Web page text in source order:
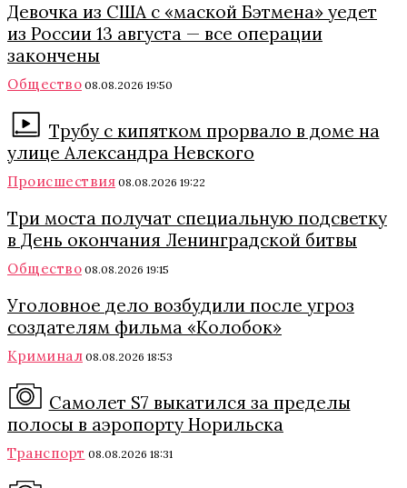
Девочка из США с «маской Бэтмена» уедет
из России 13 августа — все операции
закончены
Общество 08.08.2026 19:50
Трубу с кипятком прорвало в доме на
улице Александра Невского
Происшествия 08.08.2026 19:22
Три моста получат специальную подсветку
в День окончания Ленинградской битвы
Общество 08.08.2026 19:15
Уголовное дело возбудили после угроз
создателям фильма «Колобок»
Криминал 08.08.2026 18:53
Самолет S7 выкатился за пределы
полосы в аэропорту Норильска
Транспорт 08.08.2026 18:31